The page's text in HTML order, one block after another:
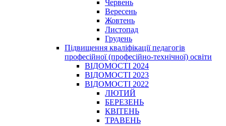
Червень
Вересень
Жовтень
Листопад
Грудень
Підвищення кваліфікації педагогів
професійної (професійно-технічної) освіти
ВІДОМОСТІ 2024
ВІДОМОСТІ 2023
ВІДОМОСТІ 2022
ЛЮТИЙ
БЕРЕЗЕНЬ
КВІТЕНЬ
ТРАВЕНЬ